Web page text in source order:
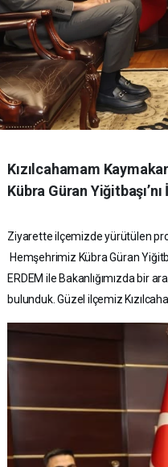
Kızılcahamam
Kübra Güran
Ziyarette ilçemizde yürütülen
Hemşehrimiz Kübra Güran
ERDEM ile Bakanlığımızda bir
bulunduk. Güzel ilçemiz